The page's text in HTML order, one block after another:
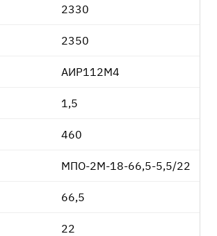
2330
2350
АИР112М4
1,5
460
МПО-2М-18-66,5-5,5/22
66,5
22